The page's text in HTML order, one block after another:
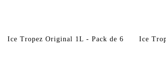
Ice Tropez Original 1L - Pack de 6
Ice